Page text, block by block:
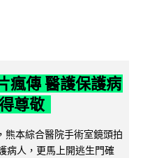
瘋傳 醫護保護病
尊敬
熊本綜合醫院手術室鏡頭拍
病人，更馬上開逃生門確